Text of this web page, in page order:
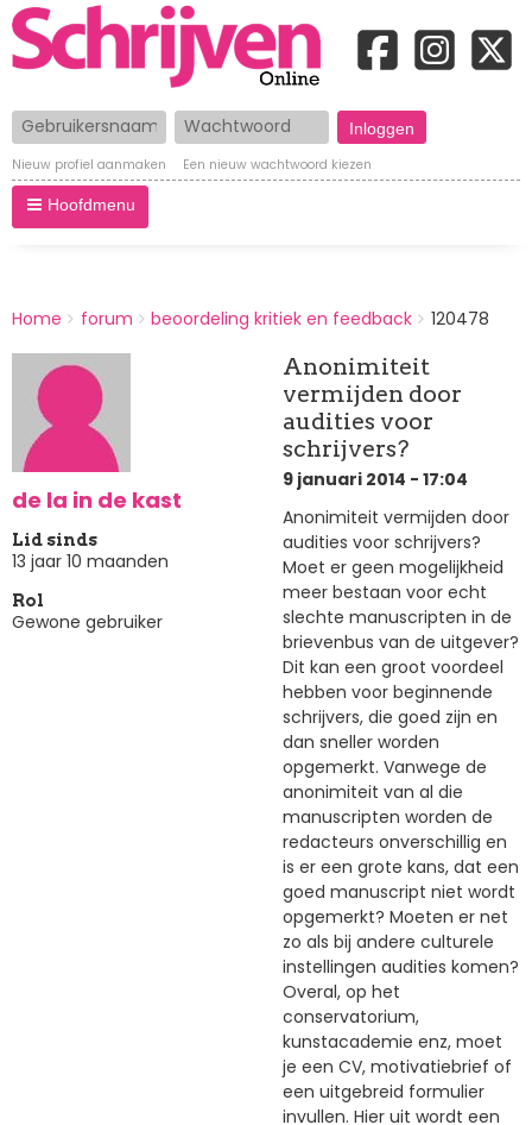
Gebruikersnaam Wachtwoord
Nieuw profiel aanmaken Een nieuw wachtwoord kiezen
Hoofdmenu
BREADCRUMBS
You
here:
Home forum beoordeling kritiek en feedback 120478
de la in de kast
Lid sinds
13 jaar 10 maanden
Rol
Gewone gebruiker
Anonimiteit
vermijden door
audities voor
schrijvers?
9 januari 2014 - 17:04
Anonimiteit vermijden door
audities voor schrijvers?
Moet er geen mogelijkheid
meer bestaan voor echt
slechte manuscripten in de
brievenbus van de uitgever?
Dit kan een groot voordeel
hebben voor beginnende
schrijvers, die goed zijn en
dan sneller worden
opgemerkt. Vanwege de
anonimiteit van al die
manuscripten worden de
redacteurs onverschillig en
is er een grote kans, dat een
goed manuscript niet wordt
opgemerkt? Moeten er net
zo als bij andere culturele
instellingen audities komen?
Overal, op het
conservatorium,
kunstacademie enz, moet
je een CV, motivatiebrief of
een uitgebreid formulier
invullen. Hier uit wordt een